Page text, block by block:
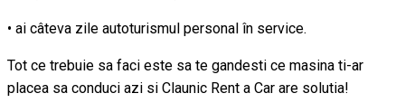
• ai câteva zile autoturismul personal în service.
Tot ce trebuie sa faci este sa te gandesti ce masina ti-ar
placea sa conduci azi si Claunic Rent a Car are solutia!